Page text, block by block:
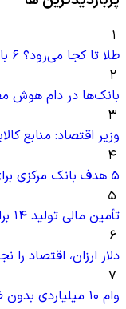
۱
طلا تا کجا می‌رود؟ ۶ بانک بزرگ چه پیش‌بینی‌ دارند؟
۲
بانک‌ها در دام هوش
۳
وزیر اقتصاد: منابع
۴
۵ هدف بانک مرکزی برای روابط اقتصادی با جهان
۵
تأمین مالی تولید ۱۴ برابر شد؛ بدون چاپ پول
۶
دلار ارزان، اقتصاد را نجات
۷
وام ۱۰ میلیاردی بدون ضامن، ۴ درصد کارمزد، ۶۰ ماه فرصت